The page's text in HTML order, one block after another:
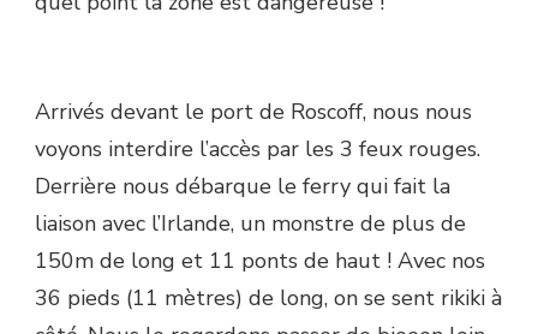
Arrivés devant le port de Roscoff, nous nous
voyons interdire l’accès par les 3 feux rouges.
Derrière nous débarque le ferry qui fait la
liaison avec l’Irlande, un monstre de plus de
150m de long et 11 ponts de haut ! Avec nos
36 pieds (11 mètres) de long, on se sent rikiki à